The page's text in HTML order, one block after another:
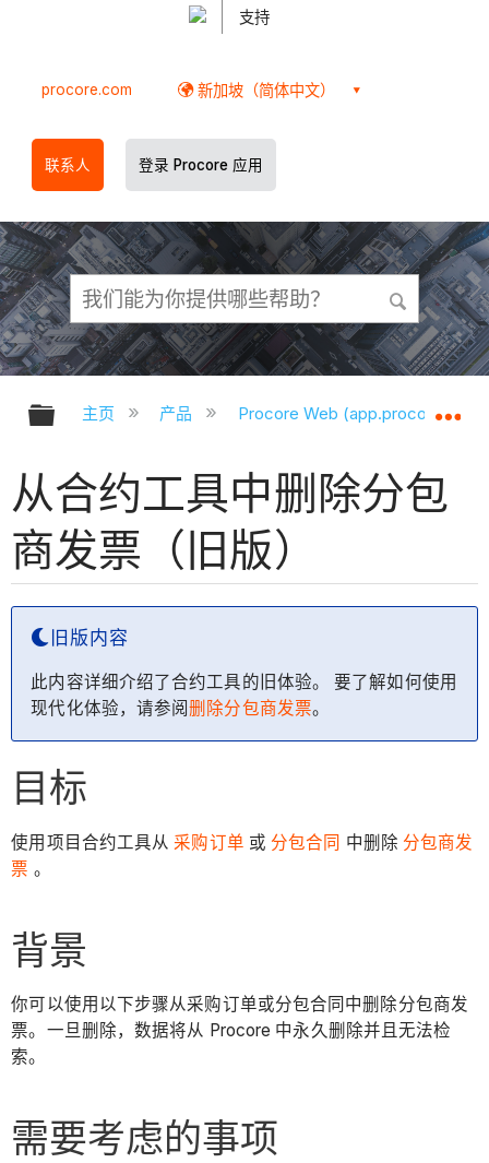
支持
procore.com 新加坡（简体中文）
联系人 登录 Procore 应用
扩展/隐缩全局层次
主页 产品 Procore Web
从合约工具中删除分包
商发票（旧版）
旧版内容
此内容详细介绍了合约工具的旧体验。 要了解如何使用
现代化体验，请参阅删除分包商发票。
目标
使用项目合约工具从 采购订单 或 分包合同 中删除 分包商发
票 。
背景
你可以使用以下步骤从采购订单或分包合同中删除分包商发
票。一旦删除，数据将从 Procore 中永久删除并且无法检
索。
需要考虑的事项